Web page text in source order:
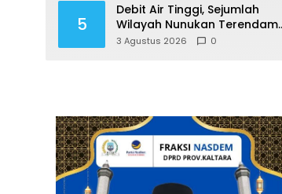
5
Debit Air Tinggi, Sejumlah
Wilayah Nunukan Terendam
Banjir
3 Agustus 2026 0